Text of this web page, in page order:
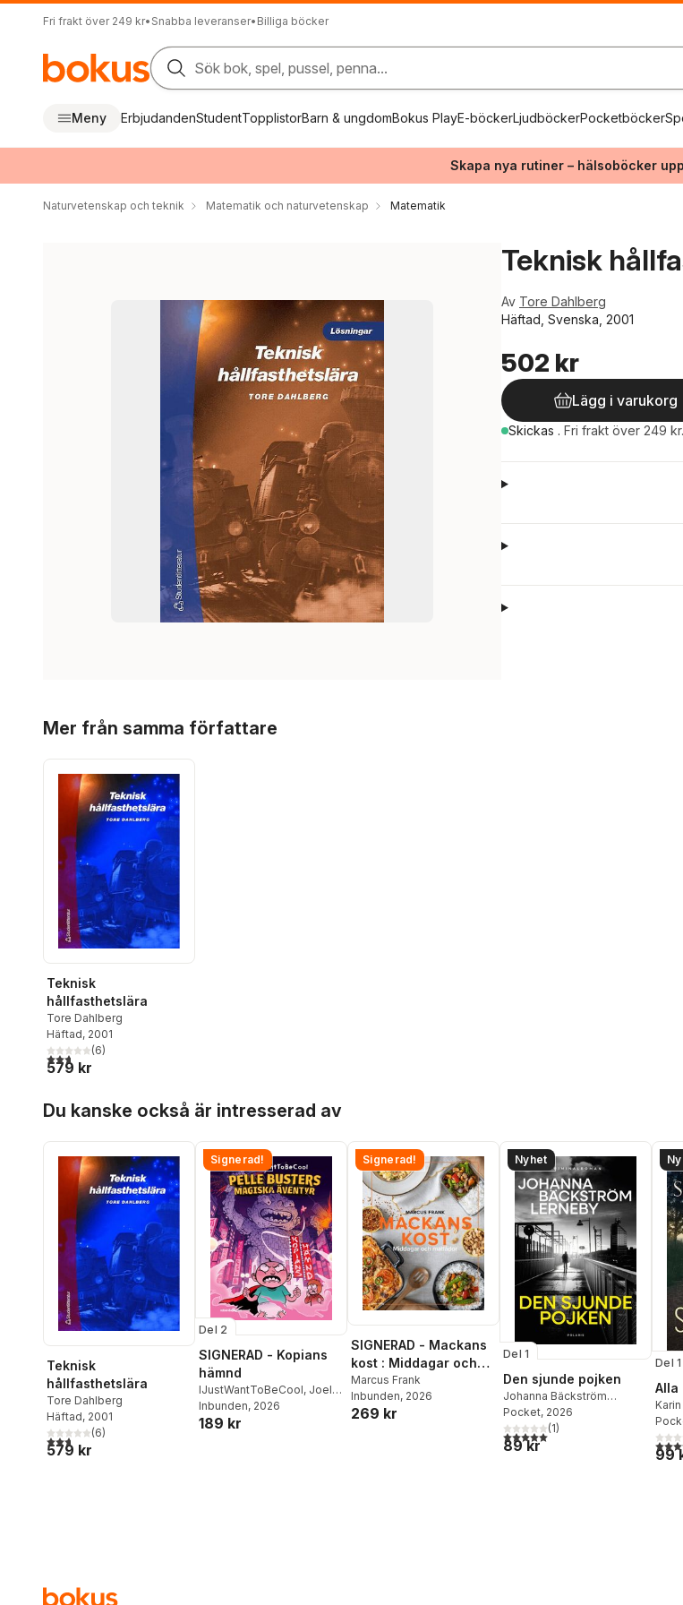
Fri frakt över 249 kr• Snabba leveranser• Billiga böcker
Sök bok, spel, pussel, penna...
Meny ErbjudandenStudentTopplistorBarn & ungdomBokus PlayE-böckerLjudböckerPocketböcker
Skapa nya rutiner – hälsoböcker
Naturvetenskap och teknik Matematik och naturvetenskap Matematik
Teknisk
Av Tore Dahlberg
Häftad, Svenska, 2001
502 kr
Lägg i varukorg
Skickas . Fri frakt över 249 kr.
Mer från samma författare
Teknisk
hållfasthetslära
Tore Dahlberg
Häftad, 2001
2,7utav 5 stjärnor. Totalt antal röster:
(6)
579 kr
Du kanske också är intresserad av
Teknisk
hållfasthetslära
Tore Dahlberg
Häftad, 2001
2,7utav 5 stjärnor. Totalt antal röster:
(6)
579 kr
Signerad!
Del 2
SIGNERAD - Kopians
hämnd
IJustWantToBeCool, Joel
Adolphson,Emil Ejdemo
Beer ,Victor Beer
Inbunden, 2026
189 kr
Signerad!
SIGNERAD - Mackans
kost : Middagar och
matlådor
Marcus Frank
Inbunden, 2026
269 kr
Nyhet
Del 1
Den sjunde pojken
Johanna Bäckström
Lerneby
Pocket, 2026
5,0utav 5 stjärnor. Totalt antal
(1)
89 kr
Del 1
Alla
4,3
99